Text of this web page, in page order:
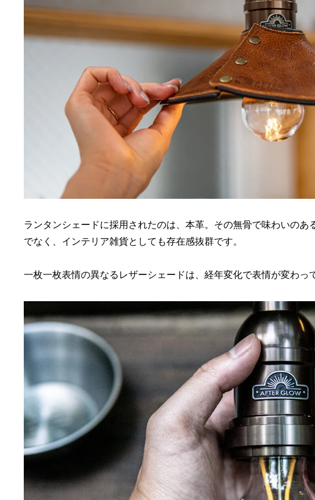
ランタンシェードに採用されたのは、本革。その無骨で味わいの
でなく、インテリア雑貨としても存在感抜群です。
一枚一枚表情の異なるレザーシェードは、経年変化で表情が変わっ